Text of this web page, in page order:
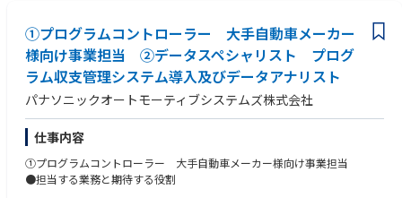
【期待役割】
社内外関係者と密接に連携を取りながら、良品廉価な担当品目の調達を追
求することにより、グローバルNo1競争力と安定調達を実現。
その為に、担当品目の調達に関連する知識もさることながら、社内外関係
者とのコミュニケーションが重要であり、その能力に長け、調整能力に期
待
【業務内容の一例】
・国内外から購入する製品・部品・原材料の発注先選定～価格決定までの
一連業務
①プログラムコントローラー 大手自動車メーカー
様向け事業担当 ②データスペシャリスト プログ
ラム収支管理システム導入及びデータアナリスト
パナソニックオートモーティブシステムズ株式会社
仕事内容
①プログラムコントローラー 大手自動車メーカー様向け事業担当
●担当する業務と期待する役割